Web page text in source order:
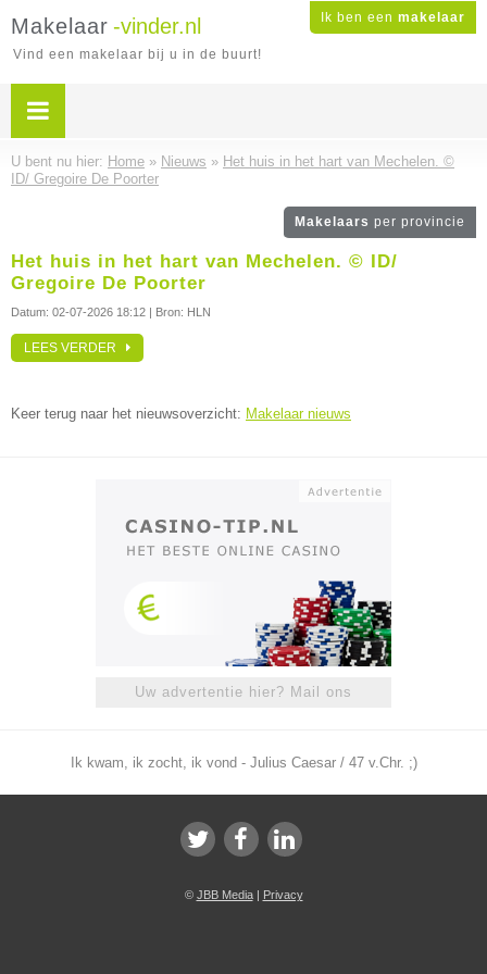
Ik ben een makelaar
Makelaar -vinder.nl
Vind een makelaar bij u in de buurt!
U bent nu hier: Home » Nieuws » Het huis in het hart van Mechelen. ©
ID/ Gregoire De Poorter
Makelaars per provincie
Het huis in het hart van Mechelen. © ID/
Gregoire De Poorter
Datum: 02-07-2026 18:12 | Bron: HLN
LEES VERDER
Keer terug naar het nieuwsoverzicht: Makelaar nieuws
Uw advertentie hier? Mail ons
Ik kwam, ik zocht, ik vond - Julius Caesar / 47 v.Chr. ;)
© JBB Media| Privacy